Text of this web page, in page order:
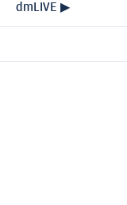
dmLIVE ▶